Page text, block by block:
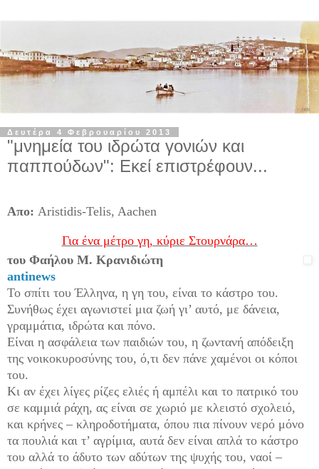
Δευτέρα 4 Φεβρουαρίου 2013
"μνημεία του ιδρώτα γονιών και
παππούδων": Εκεί επιστρέφουν...
Απο: Aristidis-Telis, Aachen
Για ένα μέτρο γη, κύριε Στουρνάρα…
του Φαήλου Μ. Κρανιδιώτη
antinews
Το σπίτι του Έλληνα, η γη του, είναι το κάστρο του.
Συνήθως έχει αγωνιστεί μια ζωή γι’ αυτό, με δάνεια,
γραμμάτια, ιδρώτα και πόνο.
Είναι η ασφάλεια των παιδιών του, η ζωντανή απόδειξη
της νοικοκυροσύνης του, ό,τι δεν πάνε χαμένοι οι κόποι
του.
Κι αν έχει λίγες ρίζες ελιές ή αμπέλι και το πατρικό του
σε καμμιά ράχη, ας είναι σε χωριό με κλειστό σχολειό,
και κρήνες – κληροδοτήματα, όπου πια πίνουν νερό μόνο
τα πουλιά και τ’ αγρίμια, αυτά δεν είναι απλά το κάστρο
του αλλά το άδυτο των αδύτων της ψυχής του, ναοί –